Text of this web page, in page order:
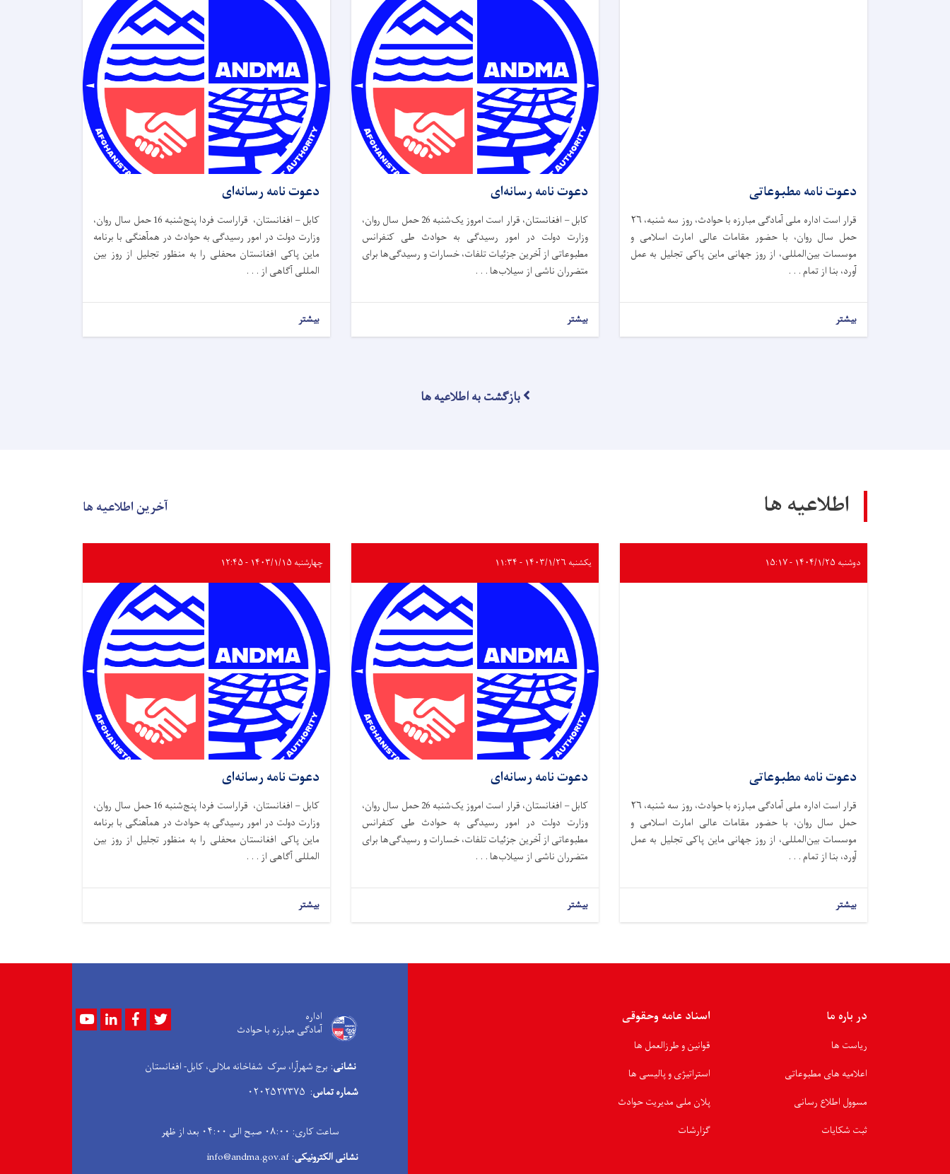
دعوت نامه مطبوعاتی
قرار است اداره ملی آمادگی مبارزه با حوادث،‌ روز سه شنبه، ۲۶
حمل سال روان، با حضور مقامات عالی امارت اسلامی و
موسسات بین‌المللی، از روز جهانی ماین پاکی تجلیل به عمل
آورد، بنا از تمام . . .
بیشتر
دعوت نامه رسانه‌ای
کابل – افغانستان، قرار است امروز یک‌شنبه 26 حمل سال روان،
وزارت دولت در امور رسیدگی به حوادث طی کنفرانس
مطبوعاتی از آخرین جزئیات تلفات، خسارات و رسیدگی‌ها برای
متضرران ناشی از سیلاب‌ها . . .
بیشتر
دعوت نامه رسانه‌ای
کابل – افغانستان، قراراست فردا پنج‌شنبه 16 حمل سال روان،
وزارت دولت در امور رسیدگی به حوادث در همآهنگی با برنامه
ماین پاکی افغانستان محفلی را به منظور تجلیل از روز بین
المللی آگاهی از . . .
بیشتر
بازگشت به اطلاعیه ها
اطلاعیه ها آخرین اطلاعیه ها
دوشنبه ۱۴۰۴/۱/۲۵ - ۱۵:۱۷
دعوت نامه مطبوعاتی
قرار است اداره ملی آمادگی مبارزه با حوادث،‌ روز سه شنبه، ۲۶
حمل سال روان، با حضور مقامات عالی امارت اسلامی و
موسسات بین‌المللی، از روز جهانی ماین پاکی تجلیل به عمل
آورد، بنا از تمام . . .
بیشتر
یکشنبه ۱۴۰۳/۱/۲۶ - ۱۱:۳۴
دعوت نامه رسانه‌ای
کابل – افغانستان، قرار است امروز یک‌شنبه 26 حمل سال روان،
وزارت دولت در امور رسیدگی به حوادث طی کنفرانس
مطبوعاتی از آخرین جزئیات تلفات، خسارات و رسیدگی‌ها برای
متضرران ناشی از سیلاب‌ها . . .
بیشتر
چهارشنبه ۱۴۰۳/۱/۱۵ - ۱۲:۴۵
دعوت نامه رسانه‌ای
کابل – افغانستان، قراراست فردا پنج‌شنبه 16 حمل سال روان،
وزارت دولت در امور رسیدگی به حوادث در همآهنگی با برنامه
ماین پاکی افغانستان محفلی را به منظور تجلیل از روز بین
المللی آگاهی از . . .
بیشتر
در باره ما
ریاست ها
اعلامیه های مطبوعاتی
مسوول اطلاع رسانی
ثبت شکایات
اسناد عامه وحقوقی
قوانین و طرزالعمل ها
استراتیژی و پالیسی ها
پلان ملی مدیریت حوادث
گزارشات
اداره
آمادگی مبارزه با حوادث
YoutubeLinkedInFacebook
نشانی: برج شهرآرا، سرک شفاخانه ملالی، کابل- افغانستان
شماره تماس: ۰۲۰۲۵۲۷۳۷۵
ساعت کاری: ۰۸:۰۰ صبح الی ۰۴:۰۰ بعد از ظهر
نشانی الکترونیکی: info@andma.gov.af